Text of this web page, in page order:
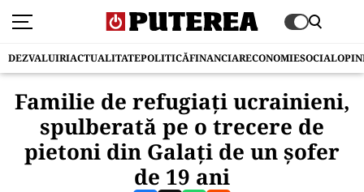
DEZVALUIRIACTUALITATEPOLITICĂFINANCIARECONOMIESOCIAL
Familie de refugiați ucrainieni,
spulberată pe o trecere de
pietoni din Galați de un șofer
de 19 ani